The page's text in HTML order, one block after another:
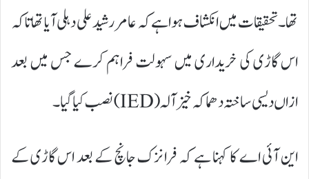
تھا۔ تحقیقات میں انکشاف ہوا ہے کہ عامر رشید علی دہلی آیا تھا تاکہ
اس گاڑی کی خریداری میں سہولت فراہم کرے جس میں بعد
ازاں دیسی ساختہ دھماکہ خیز آلہ (IED) نصب کیا گیا۔
این آئی اے کا کہنا ہے کہ فرانزک جانچ کے بعد اس گاڑی کے